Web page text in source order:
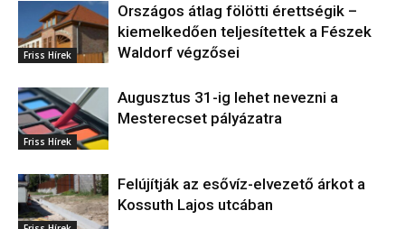
Friss Hírek
Országos átlag fölötti érettségik –
kiemelkedően teljesítettek a Fészek
Waldorf végzősei
Friss Hírek
Augusztus 31-ig lehet nevezni a
Mesterecset pályázatra
Felújítják az esővíz-elvezető árkot a
Kossuth Lajos utcában